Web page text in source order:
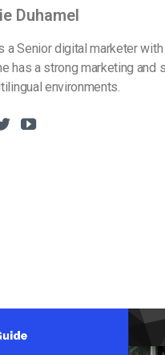
Duhamel
a Senior digital marketer
has a strong marketing
environments.